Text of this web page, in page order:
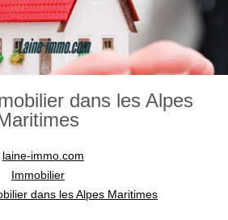
dans les Alpes
laine-immo.com
Immobilier
dans les Alpes Maritimes